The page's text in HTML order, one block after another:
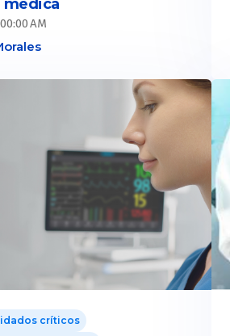
AM
críticos